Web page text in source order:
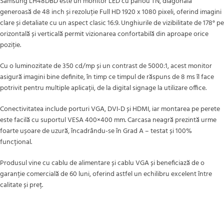
generoasă de 48 inch și rezoluție Full HD 1920 x 1080 pixeli, oferind imagini
clare și detaliate cu un aspect clasic 16:9. Unghiurile de vizibilitate de 178° pe
orizontală și verticală permit vizionarea confortabilă din aproape orice
poziție.
Cu o luminozitate de 350 cd/mp și un contrast de 5000:1, acest monitor
asigură imagini bine definite, în timp ce timpul de răspuns de 8 ms îl face
potrivit pentru multiple aplicații, de la digital signage la utilizare office.
Conectivitatea include porturi VGA, DVI-D și HDMI, iar montarea pe perete
este facilă cu suportul VESA 400×400 mm. Carcasa neagră prezintă urme
foarte ușoare de uzură, încadrându-se în Grad A – testat și 100%
funcțional.
Produsul vine cu cablu de alimentare și cablu VGA și beneficiază de o
garanție comercială de 60 luni, oferind astfel un echilibru excelent între
calitate și preț.